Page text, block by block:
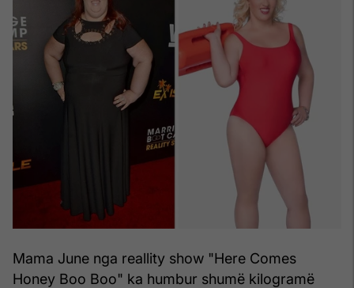
Mama June nga reallity show "Here Comes
Honey Boo Boo" ka humbur shumë kilogramë